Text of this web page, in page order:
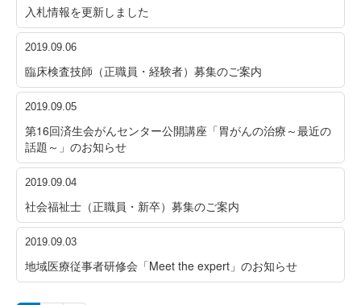
入札情報を更新しました
2019.09.06
臨床検査技師（正職員・経験者）募集のご案内
2019.09.05
第16回済生会がんセンター公開講座「胃がんの治療～最近の
話題～」のお知らせ
2019.09.04
社会福祉士（正職員・新卒）募集のご案内
2019.09.03
地域医療従事者研修会「Meet the expert」のお知らせ